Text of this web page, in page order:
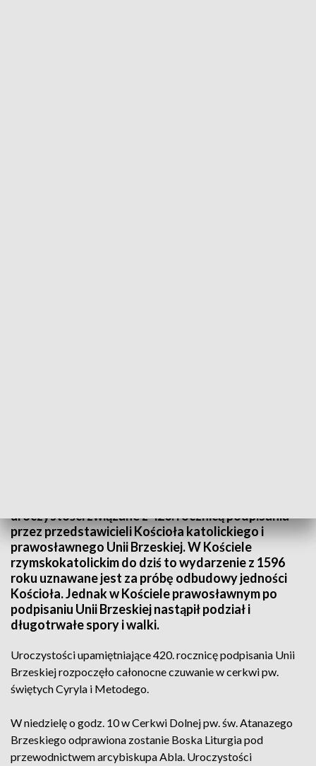
uroczystości związane z 420. rocznicą podpisania
przez przedstawicieli Kościoła katolickiego i
prawosławnego Unii Brzeskiej. W Kościele
rzymskokatolickim do dziś to wydarzenie z 1596
roku uznawane jest za próbę odbudowy jedności
Kościoła. Jednak w Kościele prawosławnym po
podpisaniu Unii Brzeskiej nastąpił podział i
długotrwałe spory i walki.
Uroczystości upamiętniające 420. rocznicę podpisania Unii
Brzeskiej rozpoczęło całonocne czuwanie w cerkwi pw.
świętych Cyryla i Metodego.
W niedzielę o godz. 10 w Cerkwi Dolnej pw. św. Atanazego
Brzeskiego odprawiona zostanie Boska Liturgia pod
przewodnictwem arcybiskupa Abla. Uroczystości